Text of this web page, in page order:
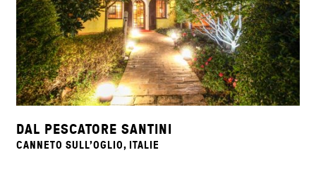
DAL PESCATORE SANTINI
CANNETO SULL’OGLIO, ITALIE